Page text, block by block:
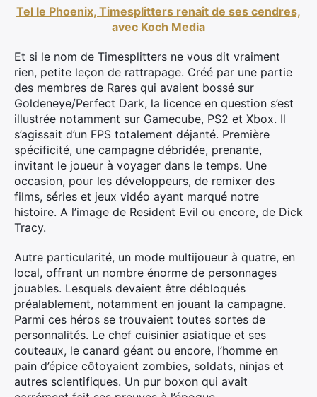
Tel le Phoenix, Timesplitters renaît de ses cendres,
avec Koch Media
Et si le nom de Timesplitters ne vous dit vraiment
rien, petite leçon de rattrapage. Créé par une partie
des membres de Rares qui avaient bossé sur
Goldeneye/Perfect Dark, la licence en question s’est
illustrée notamment sur Gamecube, PS2 et Xbox. Il
s’agissait d’un FPS totalement déjanté. Première
spécificité, une campagne débridée, prenante,
invitant le joueur à voyager dans le temps. Une
occasion, pour les développeurs, de remixer des
films, séries et jeux vidéo ayant marqué notre
histoire. A l’image de Resident Evil ou encore, de Dick
Tracy.
Autre particularité, un mode multijoueur à quatre, en
local, offrant un nombre énorme de personnages
jouables. Lesquels devaient être débloqués
préalablement, notamment en jouant la campagne.
Parmi ces héros se trouvaient toutes sortes de
personnalités. Le chef cuisinier asiatique et ses
couteaux, le canard géant ou encore, l’homme en
pain d’épice côtoyaient zombies, soldats, ninjas et
autres scientifiques. Un pur boxon qui avait